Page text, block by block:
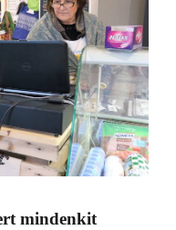
mindenkit